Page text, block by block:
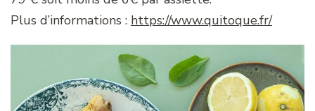
Plus d’informations : https://www.quitoque.fr/